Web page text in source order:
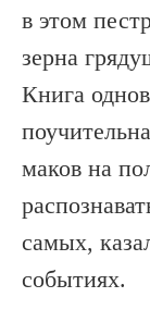
в этом
зерна
Книга
маков на
самых,
событиях.